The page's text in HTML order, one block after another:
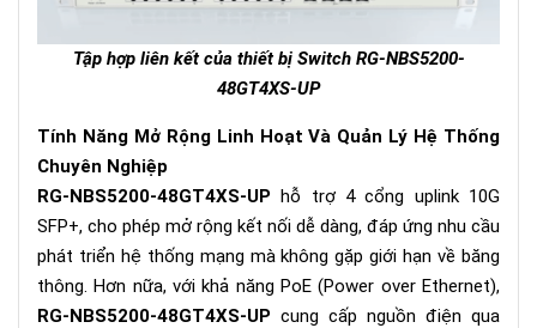
Tập hợp liên kết của thiết bị Switch RG-NBS5200-
48GT4XS-UP
Tính Năng Mở Rộng Linh Hoạt Và Quản Lý Hệ Thống
Chuyên Nghiệp
RG-NBS5200-48GT4XS-UP hỗ trợ 4 cổng uplink 10G
SFP+, cho phép mở rộng kết nối dễ dàng, đáp ứng nhu cầu
phát triển hệ thống mạng mà không gặp giới hạn về băng
thông. Hơn nữa, với khả năng PoE (Power over Ethernet),
RG-NBS5200-48GT4XS-UP cung cấp nguồn điện qua